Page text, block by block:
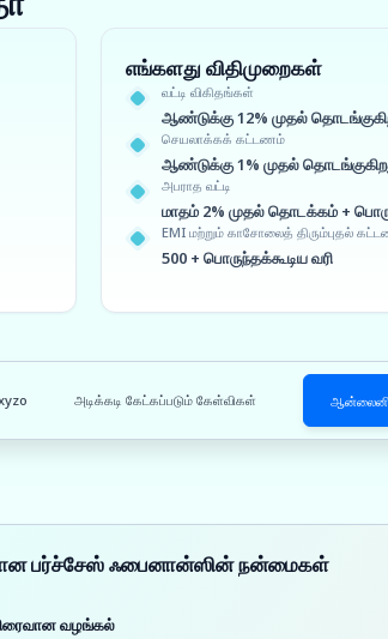
எங்களது விதிமுறைகள்
வட்டி விகிதங்கள்
ஆண்டுக்கு 12% முதல்
செயலாக்கக் கட்டணம்
ஆண்டுக்கு 1% முதல்
அபராத வட்டி
மாதம் 2% முதல் தொடக்கம் +
EMI மற்றும் காசோலைத் திரும்புதல்
500 + பொருந்தக்கூடிய வரி
அடிக்கடி கேட்கப்படும் கேள்விகள்
பர்ச்சேஸ் ஃபைனான்ஸின் நன்மைகள்
வழங்கல்